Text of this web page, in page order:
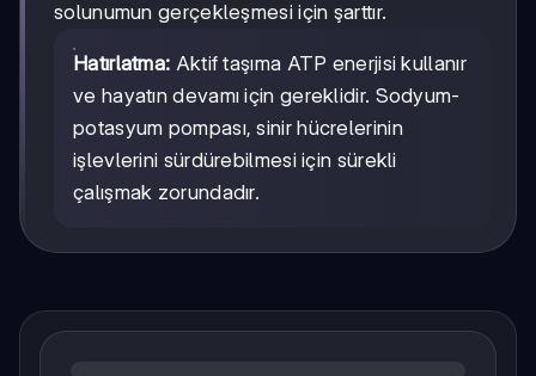
solunumun gerçekleşmesi için şarttır.
Hatırlatma: Aktif taşıma ATP enerjisi kullanır
ve hayatın devamı için gereklidir. Sodyum-
potasyum pompası, sinir hücrelerinin
işlevlerini sürdürebilmesi için sürekli
çalışmak zorundadır.